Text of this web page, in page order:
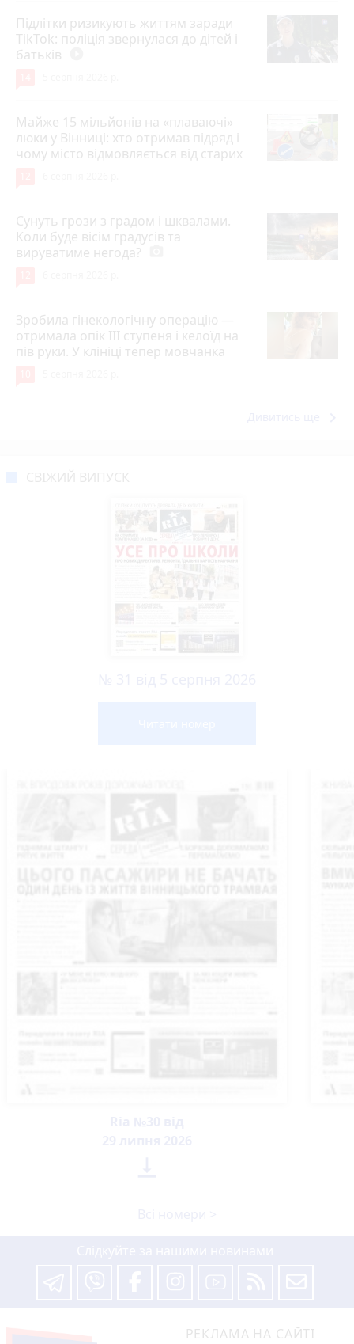
Підлітки ризикують життям заради
TikTok: поліція звернулася до дітей і
батьків
Майже 15 мільйонів на «плаваючі»
люки у Вінниці: хто отримав підряд і
чому місто відмовляється від старих
Сунуть грози з градом і шквалами.
Коли буде вісім градусів та
вируватиме негода?
Зробила гінекологічну операцію —
отримала опік ІІІ ступеня і келоїд на
пів руки. У клініці тепер мовчанка
РЕКЛАМА НА САЙТІ